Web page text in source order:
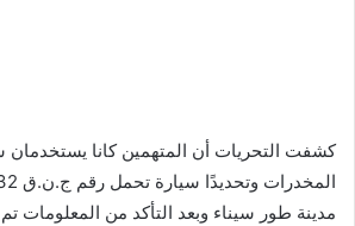
كشفت التحريات أن المتهمين كانا يستخدمان
مدينة طور سيناء وبعد التأكد من المعلومات